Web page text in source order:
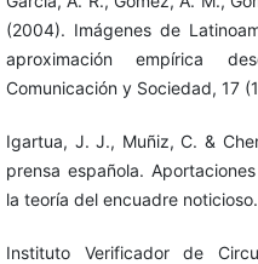
(2004). Imágenes de
aproximación empírica
Comunicación y Sociedad, 17
Igartua, J. J., Muñiz, C. &
prensa española.
la teoría del encuadre
Instituto Verificador de